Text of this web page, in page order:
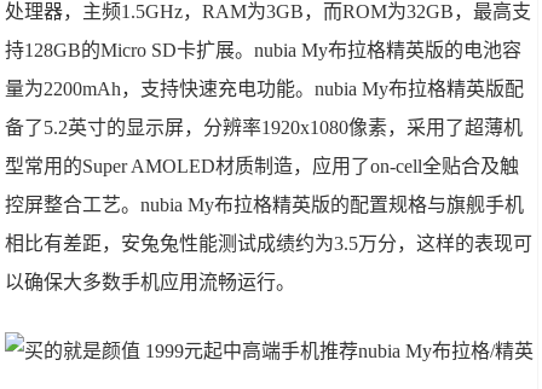
处理器，主频1.5GHz，RAM为3GB，而ROM为32GB，最高支
持128GB的Micro SD卡扩展。nubia My布拉格精英版的电池容
量为2200mAh，支持快速充电功能。nubia My布拉格精英版配
备了5.2英寸的显示屏，分辨率1920x1080像素，采用了超薄机
型常用的Super AMOLED材质制造，应用了on-cell全贴合及触
控屏整合工艺。nubia My布拉格精英版的配置规格与旗舰手机
相比有差距，安兔兔性能测试成绩约为3.5万分，这样的表现可
以确保大多数手机应用流畅运行。
nubia My布拉格/精英